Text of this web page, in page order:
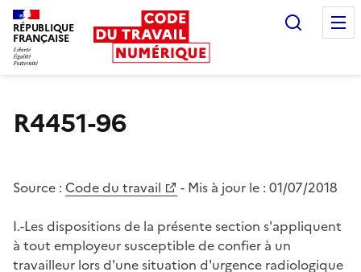
RÉPUBLIQUE
FRANÇAISE
R4451-96
Source : Code du travail - Mis à jour le : 01/07/2018
I.-Les dispositions de la présente section s'appliquent
à tout employeur susceptible de confier à un
travailleur lors d'une situation d'urgence radiologique